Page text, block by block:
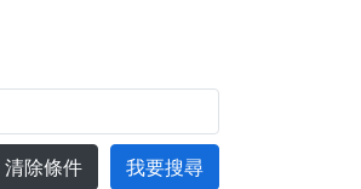
清除條件 我要搜尋